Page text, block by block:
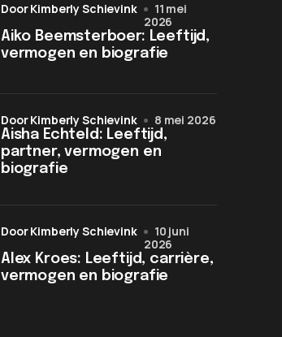
Aiko Beemsterboer: Leeftijd,
vermogen en biografie
door Kimberly Schievink
11 mei
2026
Aisha Echteld: Leeftijd,
partner, vermogen en
biografie
door Kimberly Schievink 8 mei 2026
Alex Kroes: Leeftijd, carrière,
vermogen en biografie
door Kimberly Schievink
10 juni
2026